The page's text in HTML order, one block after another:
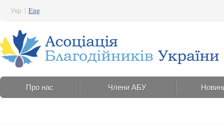
Укр | Eng
Про нас Члени АБУ